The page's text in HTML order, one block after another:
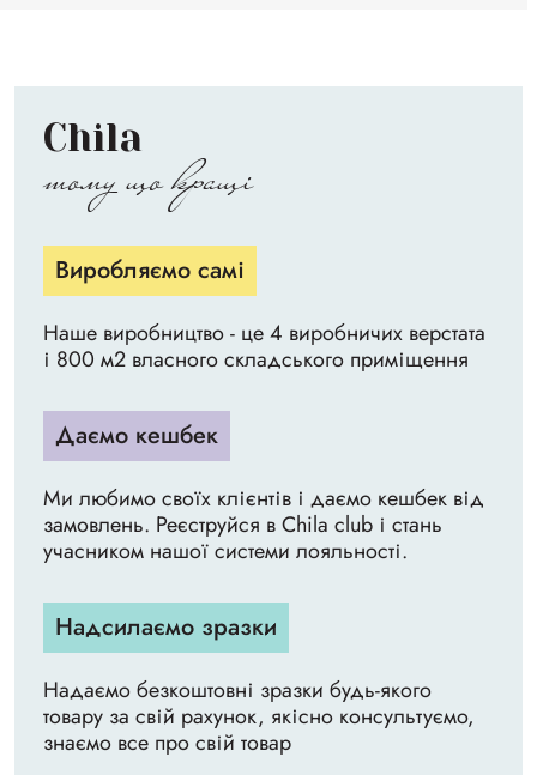
Chila
тому що кращі
Виробляємо самі
Наше виробництво - це 4 виробничих верстата
і 800 м2 власного складського приміщення
Даємо кешбек
Ми любимо своїх клієнтів і даємо кешбек від
замовлень. Реєструйся в Chila club і стань
учасником нашої системи лояльності.
Надсилаємо зразки
Надаємо безкоштовні зразки будь-якого
товару за свій рахунок, якісно консультуємо,
знаємо все про свій товар